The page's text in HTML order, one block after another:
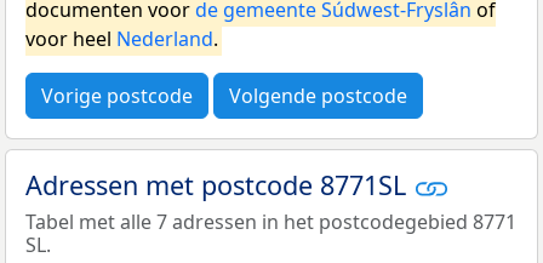
documenten voorde gemeente Súdwest-Fryslân of
voor heel Nederland.
Vorige postcode Volgende postcode
Adressen met postcode 8771SL
Tabel met alle 7 adressen in het postcodegebied 8771
SL.